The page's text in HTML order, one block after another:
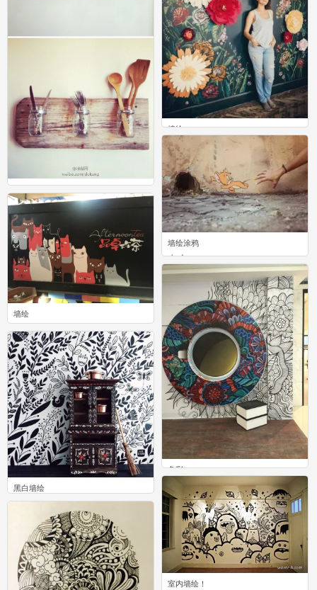
墙绘
0
掉，稍稍改造一下可以做成可爱的花
架，清新又复古，用来放杂物当做收纳
架也不错！
0
色彩
黑白墙绘
2
室内墙绘！
墙绘涂鸦
4
墙绘